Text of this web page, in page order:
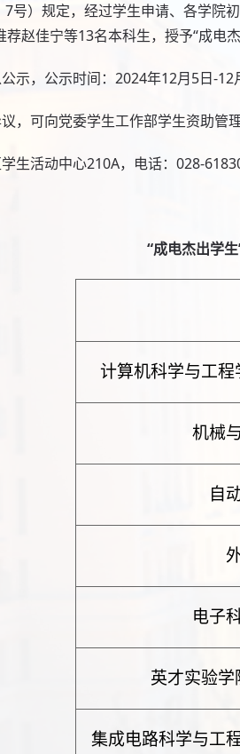
号）规定，经过学生申请、各学院
赵佳宁等13名本科生，授予“成电
示，公示时间：2024年12月5日-12
，可向党委学生工作部学生资助管
生活动中心210A，电话：028-
“成电杰出学
计算机科学与工程
机械
自
电子
英才实验学
集成电路科学与工